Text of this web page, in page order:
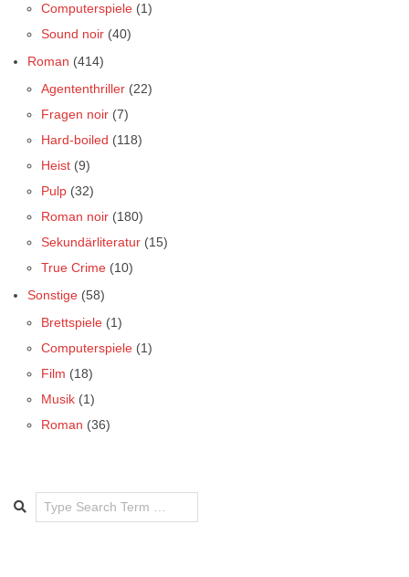
Computerspiele (1)
Sound noir (40)
Roman (414)
Agententhriller (22)
Fragen noir (7)
Hard-boiled (118)
Heist (9)
Pulp (32)
Roman noir (180)
Sekundärliteratur (15)
True Crime (10)
Sonstige (58)
Brettspiele (1)
Computerspiele (1)
Film (18)
Musik (1)
Roman (36)
Search